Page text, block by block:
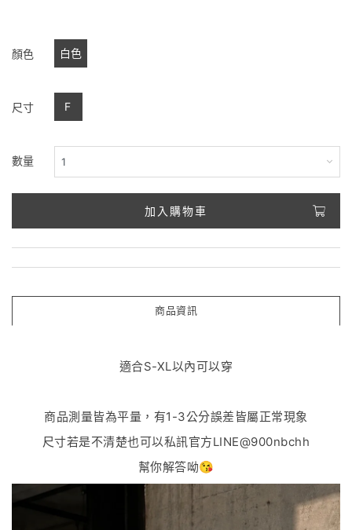
顏色 白色
尺寸 F
數量
加入購物車
商品資訊
適合S-XL以內可以穿
商品測量皆為平量，有1-3公分誤差皆屬正常現象
尺寸若是不清楚也可以私訊官方LINE@900nbchh
幫你解答呦😘